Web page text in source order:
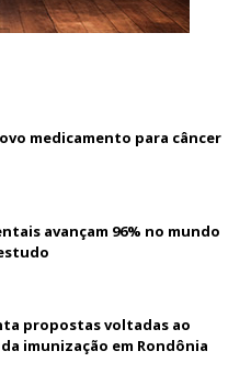
medicamento para câncer
avançam 96% no mundo
propostas voltadas ao
imunização em Rondônia